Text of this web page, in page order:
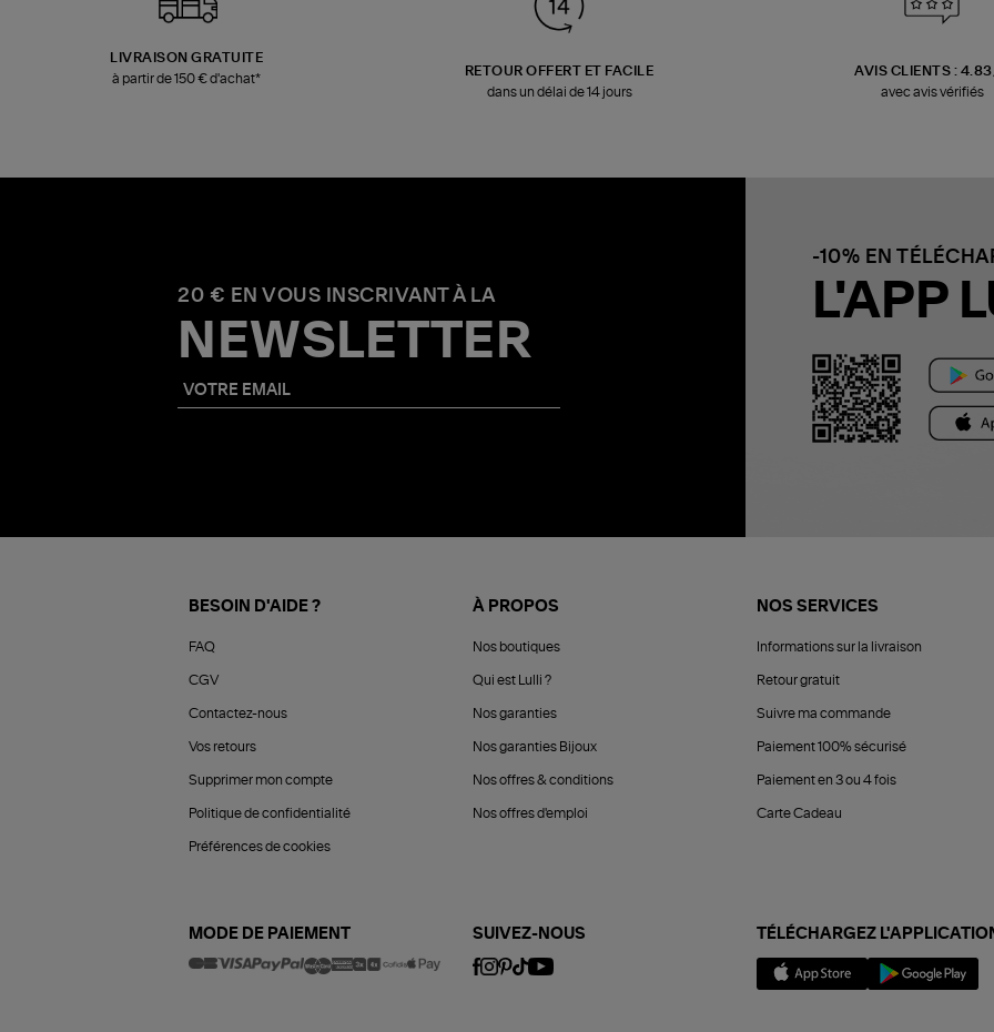
LIVRAISON GRATUITE
à partir de 150 € d'achat*
RETOUR OFFERT ET FACILE
dans un délai de 14 jours
AVIS CLIENTS :
avec avis vérifiés
20 € EN VOUS INSCRIVANT À LA
NEWSLETTER
-10% EN
L'APP
BESOIN D'AIDE ?
FAQ
CGV
Contactez-nous
Vos retours
Supprimer mon compte
Politique de confidentialité
Préférences de cookies
À PROPOS
Nos boutiques
Qui est Lulli ?
Nos garanties
Nos garanties Bijoux
Nos offres & conditions
Nos offres d'emploi
NOS SERVICES
Informations sur la livraison
Retour gratuit
Suivre ma commande
Paiement 100% sécurisé
Paiement en 3 ou 4 fois
Carte Cadeau
MODE DE PAIEMENT SUIVEZ-NOUS TÉLÉCHARGEZ